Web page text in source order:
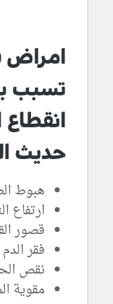
امراض
تسبب
حديث
هبوط
ارتفاع
قصور
فقر الدم
نقص
مقوية